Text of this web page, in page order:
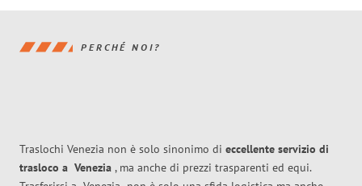
PERCHÉ NOI?
Traslochi Venezia non è solo sinonimo di eccellente servizio di
trasloco a Venezia , ma anche di prezzi trasparenti ed equi.